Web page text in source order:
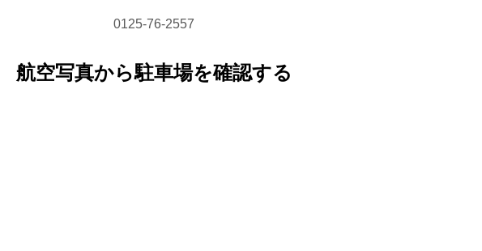
0125-76-2557
航空写真から駐車場を確認する